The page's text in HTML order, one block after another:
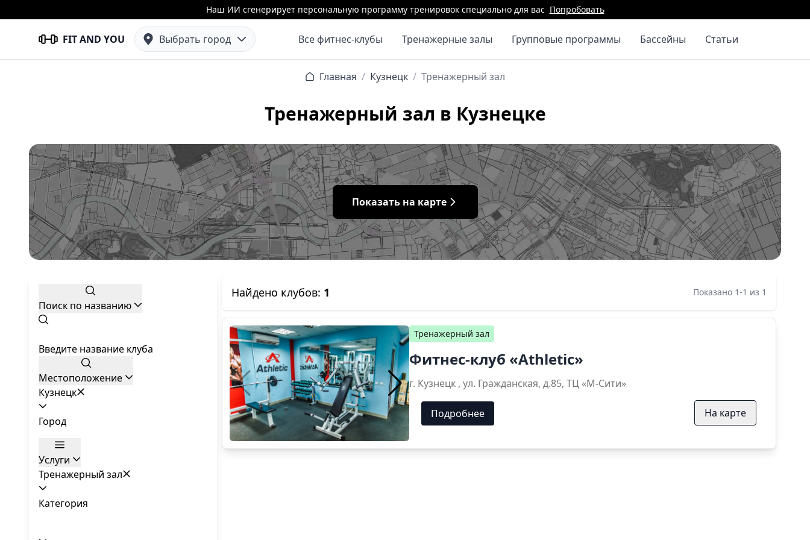
Наш ИИ сгенерирует персональную программу тренировок специально для вас Попробовать
FIT AND YOU Выбрать город Все фитнес-клубы Тренажерные залы Групповые программы Бассейны Статьи
Главная / Кузнецк / Тренажерный зал
Тренажерный зал в Кузнецке
Показать на карте
Поиск по названию
Введите название клуба
Местоположение
Кузнецк
Город
Услуги
Тренажерный зал
Категория
Найдено клубов: 1 Показано 1-1 из 1
Тренажерный зал
Фитнес-клуб «Athletic»
г. Кузнецк , ул. Гражданская, д.85, ТЦ «М-Сити»
Подробнее На карте